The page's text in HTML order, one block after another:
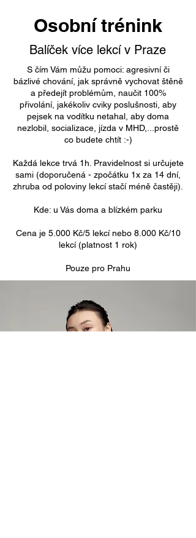
Osobní trénink
Balíček více lekcí v Praze
S čím Vám můžu pomoci: agresivní či
bázlivé chování, jak správně vychovat štěně
a předejít problémům, naučit 100%
přivolání, jakékoliv cviky poslušnosti, aby
pejsek na vodítku netahal, aby doma
nezlobil, socializace, jízda v MHD,...prostě
co budete chtít :-)
Každá lekce trvá 1h. Pravidelnost si určujete
sami (doporučená - zpočátku 1x za 14 dní,
zhruba od poloviny lekcí stačí méně častěji).
Kde: u Vás doma a blízkém parku
Cena je 5.000 Kč/5 lekcí nebo 8.000 Kč/10
lekcí (platnost 1 rok)
Pouze pro Prahu